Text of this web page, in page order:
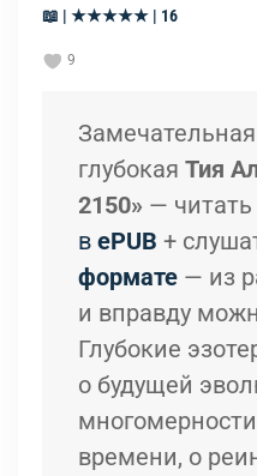
📖 | ★★★★★ | 16
9
глубокая Тия
2150» — читать
в ePUB +
формате — из
и вправду
Глубокие
о будущей
времени, о